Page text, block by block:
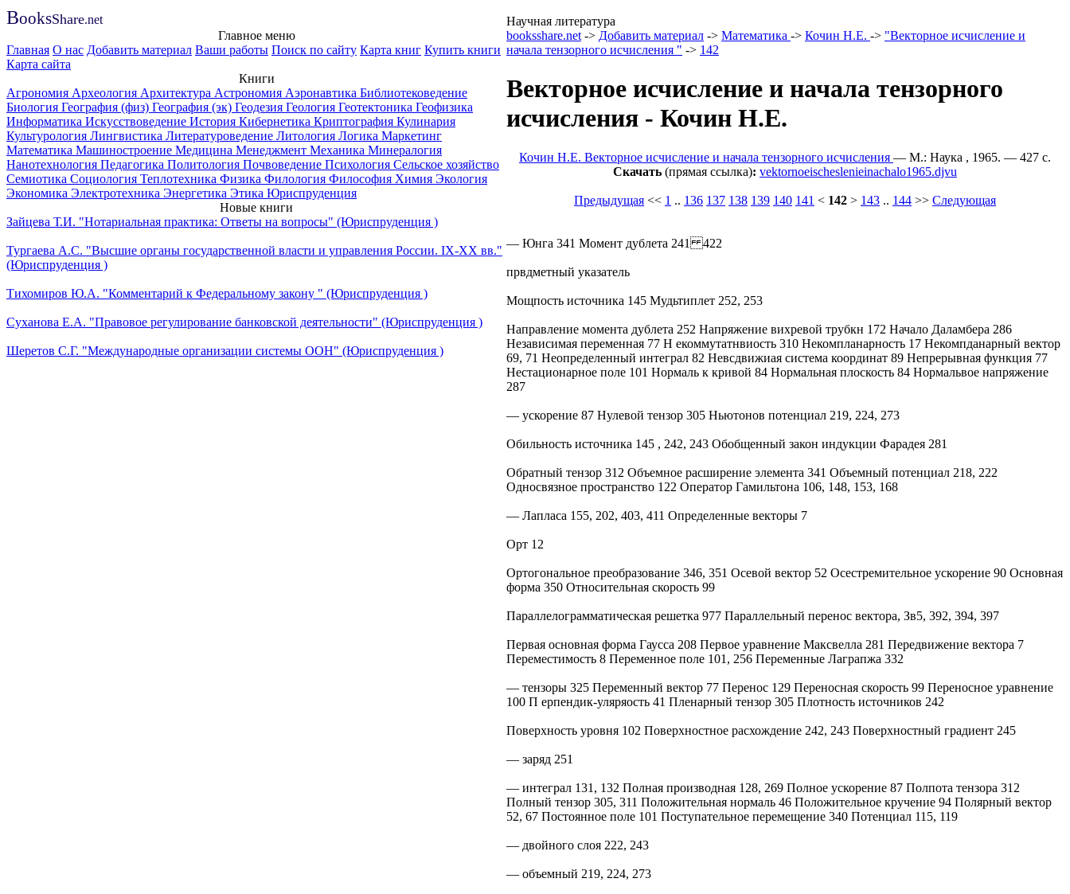
BooksShare.net
Научная литература
Главное меню
Главная О нас Добавить материал Ваши работы Поиск по сайту Карта книг Купить книги
Карта сайта
Книги
Агрономия Археология Архитектура Астрономия Аэронавтика Библиотековедение
Биология География (физ) География (эк) Геодезия Геология Геотектоника Геофизика
Информатика Искусствоведение История Кибернетика Криптография Кулинария
Культурология Лингвистика Литературоведение Литология Логика Маркетинг
Математика Машиностроение Медицина Менеджмент Механика Минералогия
Нанотехнология Педагогика Политология Почвоведение Психология Сельское хозяйство
Семиотика Социология Теплотехника Физика Филология Философия Химия Экология
Экономика Электротехника Энергетика Этика Юриспруденция
Новые книги
Зайцева Т.И. "Нотариальная практика: Ответы на вопросы" (Юриспруденция )
Тургаева А.С. "Высшие органы государственной власти и управления России. IХ-ХХ вв."
(Юриспруденция )
Тихомиров Ю.А. "Комментарий к Федеральному закону " (Юриспруденция )
Суханова Е.А. "Правовое регулирование банковской деятельности" (Юриспруденция )
Шеретов С.Г. "Международные организации системы ООН" (Юриспруденция )
booksshare.net -> Добавить материал -> Математика -> Кочин Н.Е. -> "Векторное исчисление и
начала тензорного исчисления " -> 142
Векторное исчисление и начала тензорного
исчисления - Кочин Н.Е.
Кочин Н.Е. Векторное исчисление и начала тензорного исчисления — М.: Наука , 1965. — 427 c.
Скачать (прямая ссылка): vektornoeischeslenieinachalo1965.djvu
Предыдущая << 1 .. 136 137 138 139 140 141 < 142 > 143 .. 144 >> Следующая
— Юнга 341 Момент дублета 241 422
првдметный указатель
Мощпость источника 145 Мудьтиплет 252, 253
Направление момента дублета 252 Напряжение вихревой трубкн 172 Начало Даламбера 286
Независимая переменная 77 H екоммутатнвиость 310 Некомпланарность 17 Некомпданарный вектор
69, 71 Неопределенный интеграл 82 Невсдвижиая система координат 89 Непрерывная функция 77
Нестационарное поле 101 Нормаль к кривой 84 Нормальная плоскость 84 Нормальвое напряжение
287
— ускорение 87 Нулевой тензор 305 Ньютонов потенциал 219, 224, 273
Обильность источника 145 , 242, 243 Обобщенный закон индукции Фарадея 281
Обратный тензор 312 Объемное расширение элемента 341 Объемный потенциал 218, 222
Односвязное пространство 122 Оператор Гамильтона 106, 148, 153, 168
— Лапласа 155, 202, 403, 411 Определенные векторы 7
Орт 12
Ортогональное преобразование 346, 351 Осевой вектор 52 Осестремительное ускорение 90 Основная
форма 350 Относительная скорость 99
Параллелограмматическая решетка 977 Параллельный перенос вектора, Зв5, 392, 394, 397
Первая основная форма Гаусса 208 Первое уравнение Максвелла 281 Передвижение вектора 7
Переместимость 8 Переменное поле 101, 256 Переменные Лаграпжа 332
— тензоры 325 Переменный вектор 77 Перенос 129 Переносная скорость 99 Переносное уравнение
100 П ерпендик-уляряость 41 Пленарный тензор 305 Плотность источников 242
Поверхность уровня 102 Поверхностное расхождение 242, 243 Поверхностный градиент 245
— заряд 251
— интеграл 131, 132 Полная производная 128, 269 Полное ускорение 87 Полпота тензора 312
Полный тензор 305, 311 Положительная нормаль 46 Положительное кручение 94 Полярный вектор
52, 67 Постоянное поле 101 Поступательное перемещение 340 Потенциал 115, 119
— двойного слоя 222, 243
— объемный 219, 224, 273